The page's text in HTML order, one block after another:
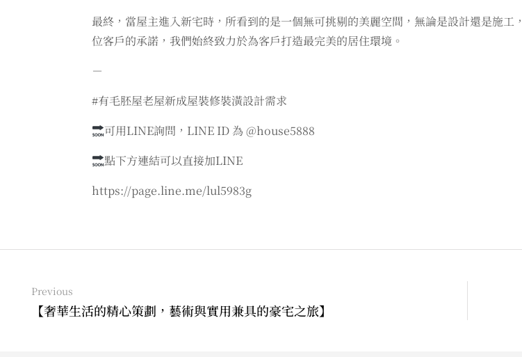
最終，當屋主進入新宅時，所看到的是一個無可挑剔的美麗空間，無論是設計還是施
位客戶的承諾，我們始終致力於為客戶打造最完美的居住環境。
－
#有毛胚屋老屋新成屋裝修裝潢設計需求
可用LINE詢問，LINE ID 為 @house5888
點下方連結可以直接加LINE
https://page.line.me/lul5983g
Previous
【奢華生活的精心策劃，藝術與實用兼具的豪宅之旅】